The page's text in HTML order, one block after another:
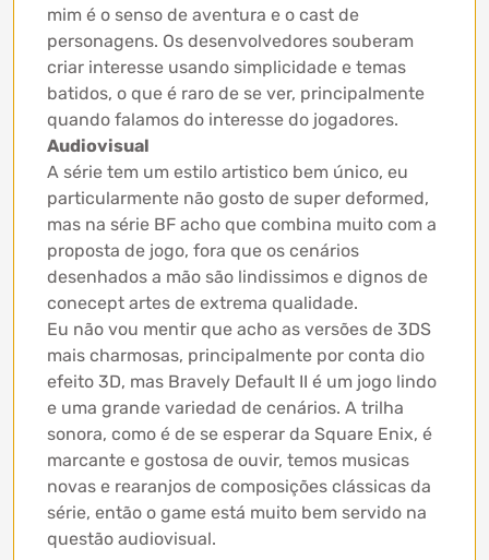
mim é o senso de aventura e o cast de
personagens. Os desenvolvedores souberam
criar interesse usando simplicidade e temas
batidos, o que é raro de se ver, principalmente
quando falamos do interesse do jogadores.
Audiovisual
A série tem um estilo artistico bem único, eu
particularmente não gosto de super deformed,
mas na série BF acho que combina muito com a
proposta de jogo, fora que os cenários
desenhados a mão são lindissimos e dignos de
conecept artes de extrema qualidade.
Eu não vou mentir que acho as versões de 3DS
mais charmosas, principalmente por conta dio
efeito 3D, mas Bravely Default II é um jogo lindo
e uma grande variedad de cenários. A trilha
sonora, como é de se esperar da Square Enix, é
marcante e gostosa de ouvir, temos musicas
novas e rearanjos de composições clássicas da
série, então o game está muito bem servido na
questão audiovisual.